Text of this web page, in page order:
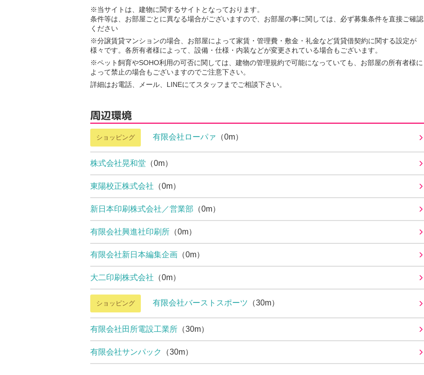
※当サイトは、建物に関するサイトとなっております。
条件等は、お部屋ごとに異なる場合がございますので、お部屋の事に関しては、必ず募集条件を直接ご確認
ください
※分譲賃貸マンションの場合、お部屋によって家賃・管理費・敷金・礼金など賃貸借契約に関する設定が
様々です。各所有者様によって、設備・仕様・内装などが変更されている場合もございます。
※ペット飼育やSOHO利用の可否に関しては、建物の管理規約で可能になっていても、お部屋の所有者様に
よって禁止の場合もございますのでご注意下さい。
詳細はお電話、メール、LINEにてスタッフまでご相談下さい。
周辺環境
ショッピング 有限会社ローパァ （0m）
株式会社晃和堂 （0m）
東陽校正株式会社 （0m）
新日本印刷株式会社／営業部 （0m）
有限会社興進社印刷所 （0m）
有限会社新日本編集企画 （0m）
大二印刷株式会社 （0m）
ショッピング 有限会社バーストスポーツ （30m）
有限会社田所電設工業所 （30m）
有限会社サンパック （30m）